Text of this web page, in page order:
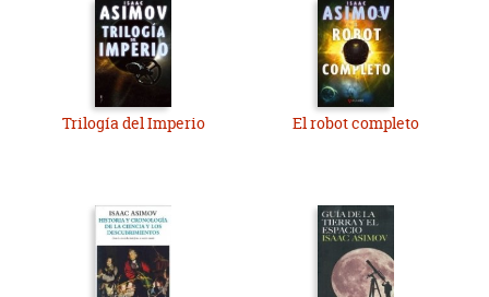
Trilogía del Imperio El robot completo